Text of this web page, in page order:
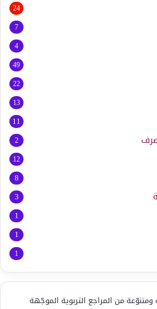
24
7
4
49
22
13
11
2
12
8
3
1
1
1
من المراجع التربوية الموجّهة